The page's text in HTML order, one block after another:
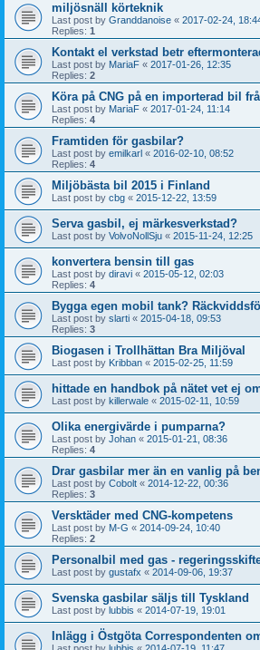
miljösnäll körteknik
Last post by Granddanoise « 2017-02-24,
Replies: 1
Kontakt el verkstad betr
Last post by MariaF « 2017-01-26, 12:35
Replies: 2
Köra på CNG på en importerad bil
Last post by MariaF « 2017-01-24, 11:14
Replies: 4
Framtiden för gasbilar?
Last post by emilkarl « 2016-02-10, 08:52
Replies: 4
Miljöbästa bil 2015 i Finland
Last post by cbg « 2015-12-22, 13:59
Serva gasbil, ej märkesverkstad?
Last post by VolvoNollSju « 2015-11-24, 12:25
konvertera bensin till gas
Last post by diravi « 2015-05-12, 02:03
Replies: 4
Bygga egen mobil tank?
Last post by slarti « 2015-04-18, 09:53
Replies: 3
Biogasen i Trollhättan Bra Miljöval
Last post by Kribban « 2015-02-25, 11:59
hittade en handbok på nätet vet ej
Last post by killerwale « 2015-02-11, 10:59
Olika energivärde i pumparna?
Last post by Johan « 2015-01-21, 08:36
Replies: 4
Drar gasbilar mer än en vanlig på
Last post by Cobolt « 2014-12-22, 00:36
Replies: 3
Versktäder med CNG-kompetens
Last post by M-G « 2014-09-24, 10:40
Replies: 2
Personalbil med gas -
Last post by gustafx « 2014-09-06, 19:37
Svenska gasbilar säljs till Tyskland
Last post by lubbis « 2014-07-19, 19:01
Inlägg i Östgöta Correspondenten